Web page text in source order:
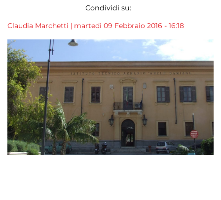
Condividi su:
Claudia Marchetti | martedì 09 Febbraio 2016 - 16:18